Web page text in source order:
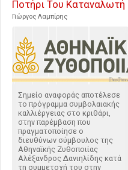
Ποτήρι Του Καταναλωτή
Γιώργος Λαμπίρης
Σημείο αναφοράς αποτέλεσε
το πρόγραμμα συμβολαιακής
καλλιέργειας στο κριθάρι,
στην παρέμβαση που
πραγματοποίησε ο
διευθύνων σύμβουλος της
Αθηναϊκής Ζυθοποιίας
Αλέξανδρος Δανιηλίδης κατά
τη συμμετοχή του στην